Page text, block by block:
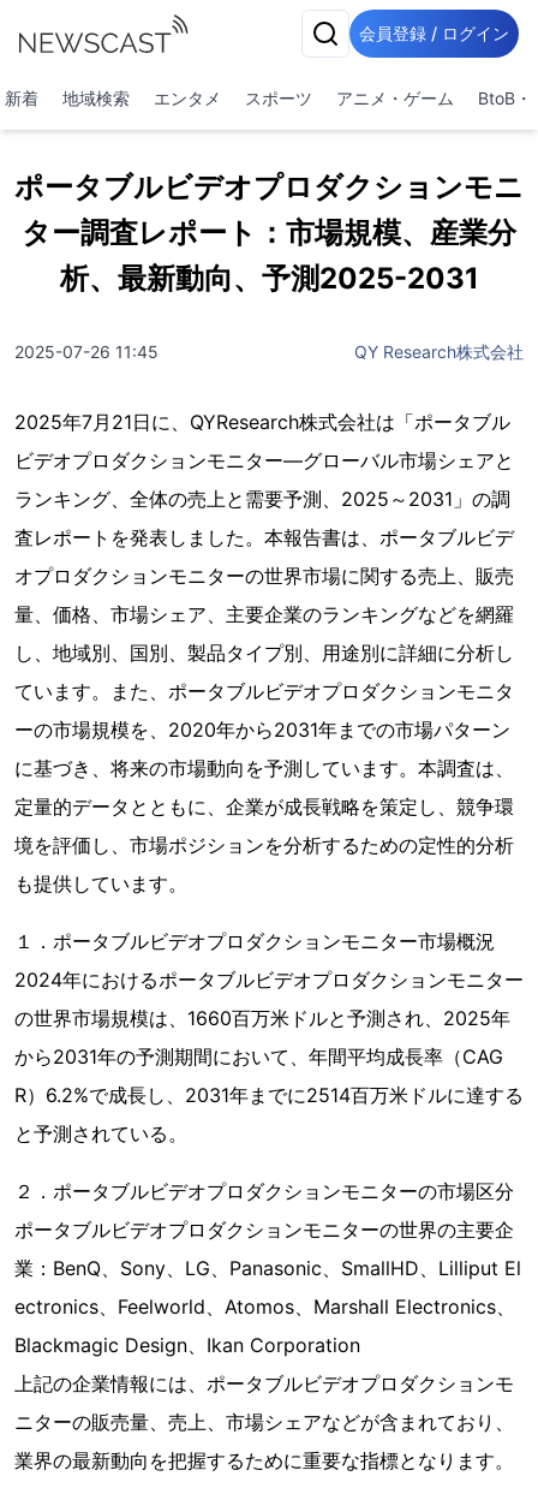
会員登録 / ログイン
新着 地域検索 エンタメ スポーツ アニメ・ゲーム BtoB・
ポータブルビデオプロダクションモニ
ター調査レポート：市場規模、産業分
析、最新動向、予測2025-2031
2025-07-26 11:45 QY Research株式会社
2025年7月21日に、QYResearch株式会社は「ポータブル
ビデオプロダクションモニター―グローバル市場シェアと
ランキング、全体の売上と需要予測、2025～2031」の調
査レポートを発表しました。本報告書は、ポータブルビデ
オプロダクションモニターの世界市場に関する売上、販売
量、価格、市場シェア、主要企業のランキングなどを網羅
し、地域別、国別、製品タイプ別、用途別に詳細に分析し
ています。また、ポータブルビデオプロダクションモニタ
ーの市場規模を、2020年から2031年までの市場パターン
に基づき、将来の市場動向を予測しています。本調査は、
定量的データとともに、企業が成長戦略を策定し、競争環
境を評価し、市場ポジションを分析するための定性的分析
も提供しています。
１．ポータブルビデオプロダクションモニター市場概況
2024年におけるポータブルビデオプロダクションモニター
の世界市場規模は、1660百万米ドルと予測され、2025年
から2031年の予測期間において、年間平均成長率（CAG
R）6.2%で成長し、2031年までに2514百万米ドルに達する
と予測されている。
２．ポータブルビデオプロダクションモニターの市場区分
ポータブルビデオプロダクションモニターの世界の主要企
業：BenQ、Sony、LG、Panasonic、SmallHD、Lilliput El
ectronics、Feelworld、Atomos、Marshall Electronics、
Blackmagic Design、Ikan Corporation
上記の企業情報には、ポータブルビデオプロダクションモ
ニターの販売量、売上、市場シェアなどが含まれており、
業界の最新動向を把握するために重要な指標となります。